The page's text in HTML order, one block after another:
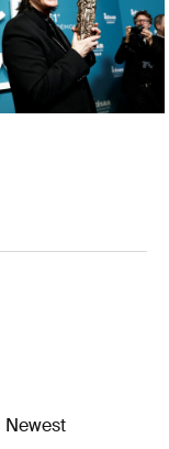
Newest